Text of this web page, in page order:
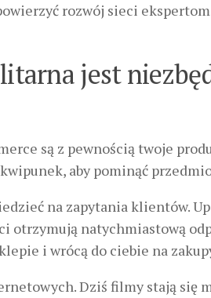
rozwój sieci
jest
są z pewnością twoje
aby pominąć
na zapytania klientów.
otrzymują natychmiastową
i wrócą do ciebie na
Dziś filmy stają się